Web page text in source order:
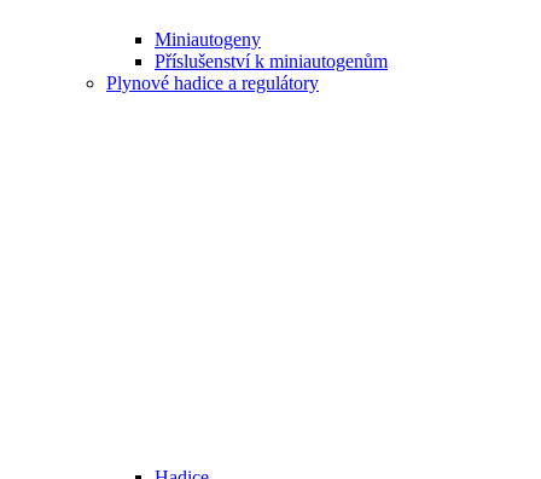
Miniautogeny
Příslušenství k miniautogenům
Plynové hadice a regulátory